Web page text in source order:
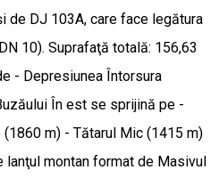
de DJ 103A, care face legătura
10). Suprafaţă totală: 156,63
- Depresiunea Întorsura
În est se sprijină pe -
m) - Tătarul Mic (1415 m)
montan format de Masivul